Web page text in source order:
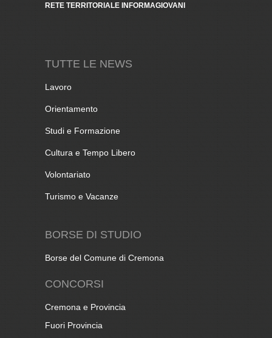
RETE TERRITORIALE INFORMAGIOVANI
TUTTE LE NEWS
Lavoro
Orientamento
Studi e Formazione
Cultura e Tempo Libero
Volontariato
Turismo e Vacanze
BORSE DI STUDIO
Borse del Comune di Cremona
CONCORSI
Cremona e Provincia
Fuori Provincia